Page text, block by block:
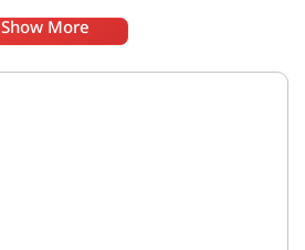
Show More